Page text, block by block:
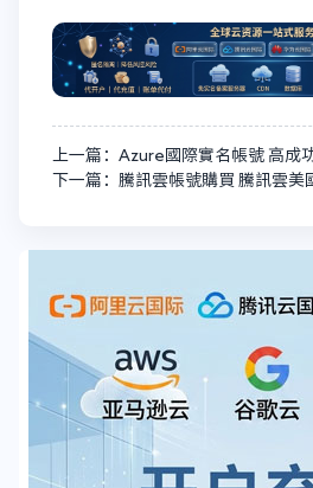
上一篇：Azure國際實名帳號 高成
下一篇：騰訊雲帳號購買 騰訊雲美